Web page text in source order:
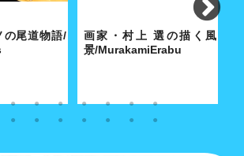
の尾道物語/
ふさわしい3
画家・村上 選の描く風
景/MurakamiErabu
特徴ある白の色使いと温もりの